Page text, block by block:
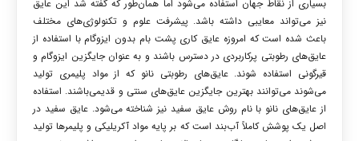
بسیاری از نقاط جهان استفاده می‌شود اما همان‌طور که گفته شد این عایق
نیز می‌تواند معایبی داشته باشد. پیشرفت علوم و تکنولوژی‌های مختلف
باعث شده است که امروزه عایق کاری پشت بام بدون ایزوگام با استفاده از
عایق‌های رطوبتی پرکاربردی در دسترس باشند و به عنوان جايگزين ايزوگام و
قیرگونی استفاده شوند. عایق‌های رطوبتی نانو که از مواد پلیمری تولید
می‌شوند می‌توانند بهترین جایگزین عایق‌های سنتی و قدیمی‌باشند. استفاده
از عایق‌های نانو با نام روش عایق سفید نیز شناخته می‌شود. عایق سفید در
اصل یک پوشش کاملاً آب‌بند است که بر پایه مواد آکریلیکی و پلیمرها تولید